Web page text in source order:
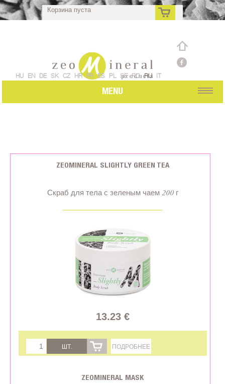
Корзина пуста
ru
HU EN DE SK CZ HR FR ES PL SE RO RU IT
MENU
ZEOMINERAL SLIGHTLY GREEN TEA
Скраб для тела с зеленым чаем 200 г
13.23 €
ШТ. ПОДРОБНЕЕ
ZEOMINERAL MASK